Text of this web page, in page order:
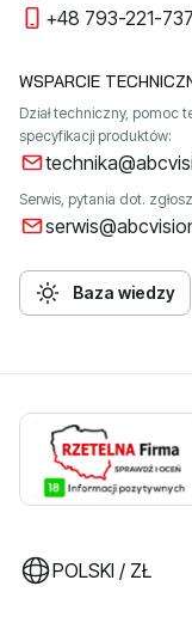
+48 793-221-737
WSPARCIE
Dział techniczny, pomoc
specyfikacji produktów:
Serwis, pytania dot.
Baza wiedzy
POLSKI / ZŁ